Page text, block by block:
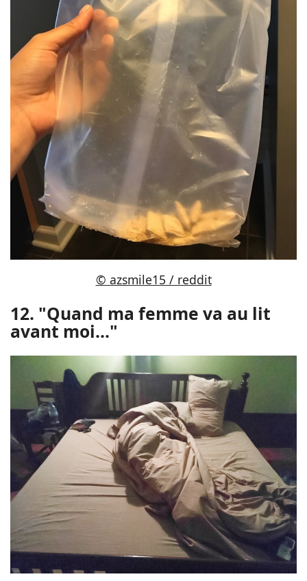
© azsmile15 / reddit
12. "Quand ma femme va au lit
avant moi..."